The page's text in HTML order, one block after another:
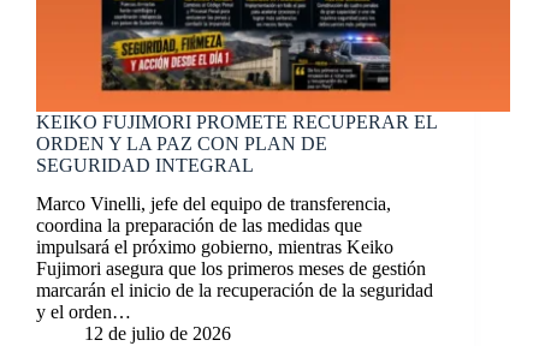
KEIKO FUJIMORI PROMETE RECUPERAR EL
ORDEN Y LA PAZ CON PLAN DE
SEGURIDAD INTEGRAL
Marco Vinelli, jefe del equipo de transferencia,
coordina la preparación de las medidas que
impulsará el próximo gobierno, mientras Keiko
Fujimori asegura que los primeros meses de gestión
marcarán el inicio de la recuperación de la seguridad
y el orden…
12 de julio de 2026